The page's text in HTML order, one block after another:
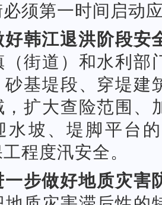
须第一时间启动
好韩江退洪阶段安
（街道）和水利
砂基堤段、穿堤建
，扩大查险范围、
水坡、堤脚平台
程度汛安全。
一步做好地质灾害